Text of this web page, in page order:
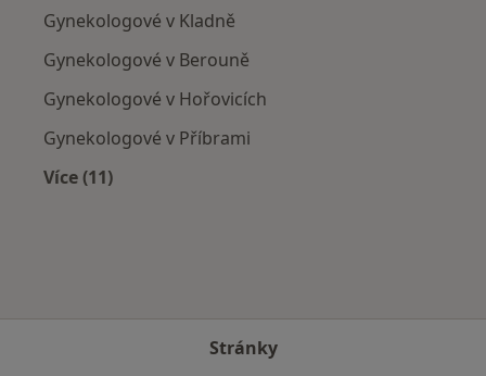
Gynekologové v Kladně
Gynekologové v Berouně
Gynekologové v Hořovicích
Gynekologové v Příbrami
Více (11)
Stránky